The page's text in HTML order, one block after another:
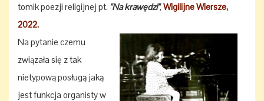
tomik poezji religijnej pt. "Na krawędzi",Wigilijne Wiersze,
2022.
Na pytanie czemu
związała się z tak
nietypową posługą jaką
jest funkcja organisty w